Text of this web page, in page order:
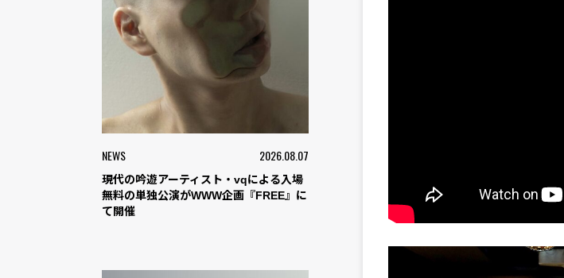
NEWS 2026.08.07
現代の吟遊アーティスト・vqによる入場
無料の単独公演がWWW企画『FREE』に
て開催